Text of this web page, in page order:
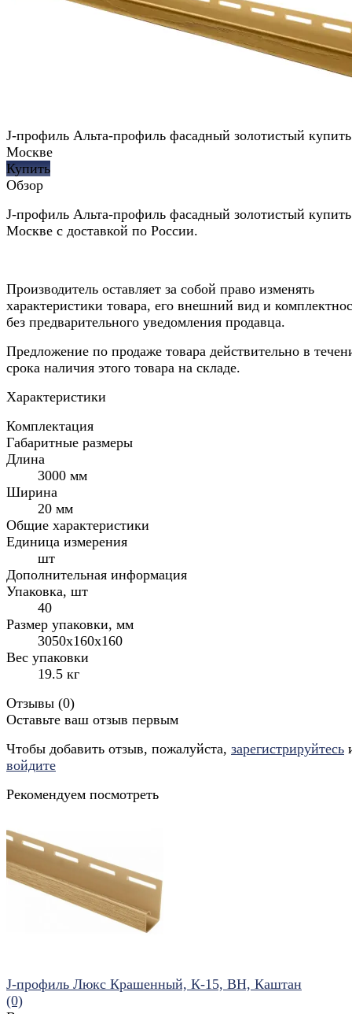
J-профиль Альта-профиль фасадный золотистый
Москве
Купить
Обзор
J-профиль Альта-профиль фасадный золотистый
Москве с доставкой по России.
Производитель оставляет за собой право изменять
характеристики товара, его внешний вид и
без предварительного уведомления продавца.
Предложение по продаже товара действительно в
срока наличия этого товара на складе.
Характеристики
Комплектация
Габаритные размеры
Длина
3000 мм
Ширина
20 мм
Общие характеристики
Единица измерения
шт
Дополнительная информация
Упаковка, шт
40
Размер упаковки, мм
3050х160х160
Вес упаковки
19.5 кг
Отзывы (0)
Оставьте ваш отзыв первым
Чтобы добавить отзыв, пожалуйста, зарегистрируйтесь
войдите
Рекомендуем посмотреть
J-профиль Люкс Крашенный, К-15, ВН, Каштан
(0)